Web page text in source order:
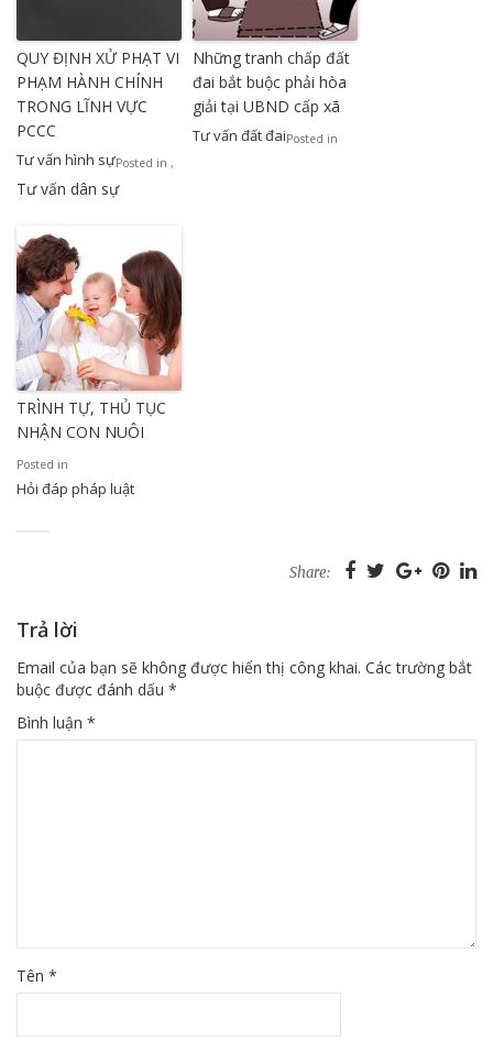
QUY ĐỊNH XỬ PHẠT VI
PHẠM HÀNH CHÍNH
TRONG LĨNH VỰC
PCCC
Posted in
Tư vấn hình sự ,
Tư vấn dân sự
Những tranh chấp đất
đai bắt buộc phải hòa
giải tại UBND cấp xã
Posted in
Tư vấn đất đai
TRÌNH TỰ, THỦ TỤC
NHẬN CON NUÔI
Posted in
Hỏi đáp pháp luật
Share:
Trả lời
Email của bạn sẽ không được hiển thị công khai. Các trường bắt
buộc được đánh dấu *
Bình luận *
Tên *